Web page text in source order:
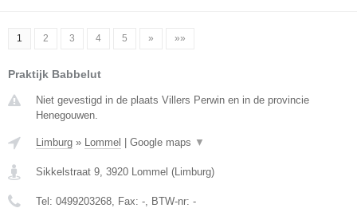
1 2 3 4 5 » »»
Praktijk Babbelut
Niet gevestigd in de plaats Villers Perwin en in de provincie
Henegouwen.
Limburg » Lommel Google maps ▼
Sikkelstraat 9, 3920 Lommel (Limburg)
Tel: 0499203268, Fax: -, BTW-nr: -